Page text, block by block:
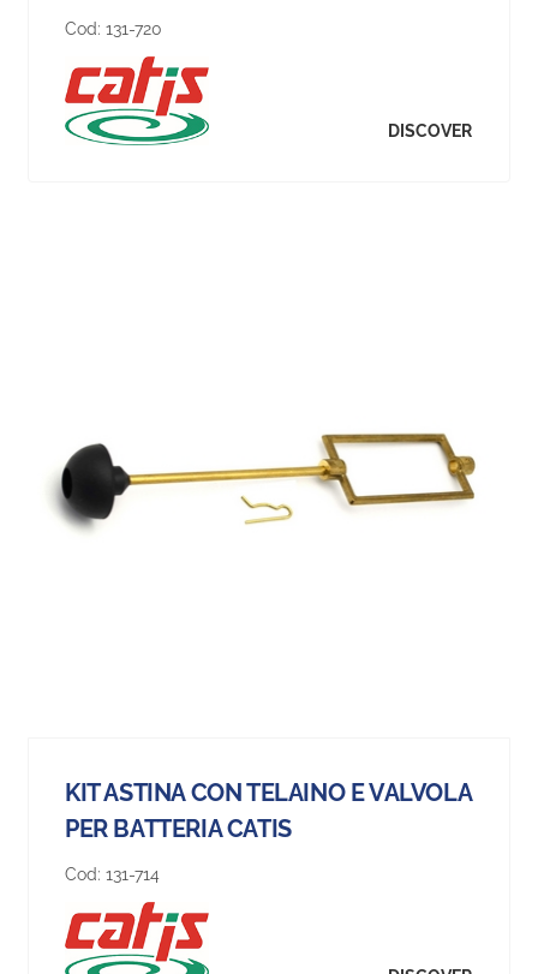
Cod: 131-720
DISCOVER
KIT ASTINA CON TELAINO E VALVOLA
PER BATTERIA CATIS
Cod: 131-714